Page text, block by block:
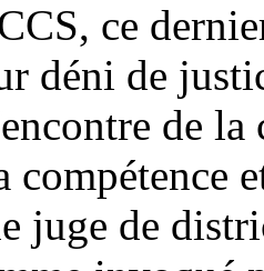
ce
déni de
de la
compétence
juge de